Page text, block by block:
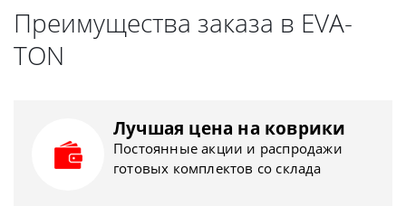
Преимущества заказа в EVA-
TON
Лучшая цена на коврики
Постоянные акции и распродажи
готовых комплектов со склада